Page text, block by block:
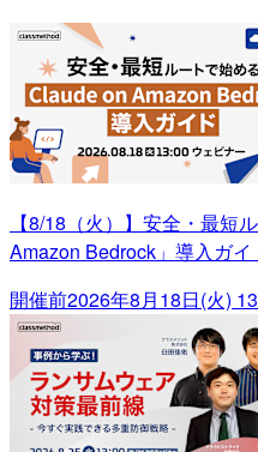
【8/18（火）】安全・最短
Amazon Bedrock」導入ガイ
開催前2026年8月18日(火)